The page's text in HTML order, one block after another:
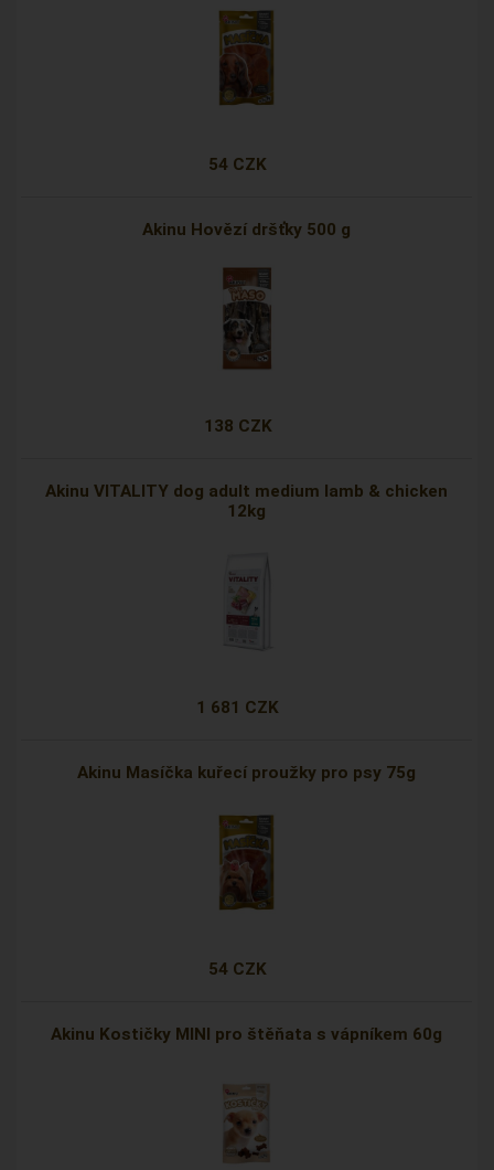
54 CZK
Akinu Hovězí dršťky 500 g
138 CZK
Akinu VITALITY dog adult medium lamb & chicken
12kg
1 681 CZK
Akinu Masíčka kuřecí proužky pro psy 75g
54 CZK
Akinu Kostičky MINI pro štěňata s vápníkem 60g